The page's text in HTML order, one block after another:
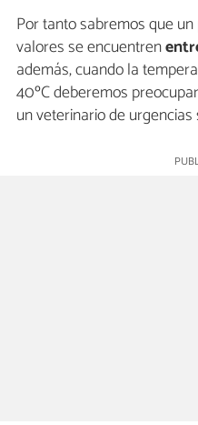
Por tanto sabremos que
valores se encuentren
además, cuando la
40ºC deberemos
un veterinario de